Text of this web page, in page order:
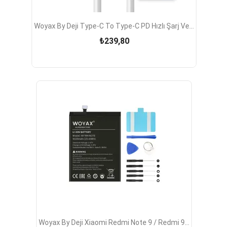
Woyax By Deji Type-C To Type-C PD Hızlı Şarj Ve...
₺239,80
Woyax By Deji Xiaomi Redmi Note 9 / Redmi 9...